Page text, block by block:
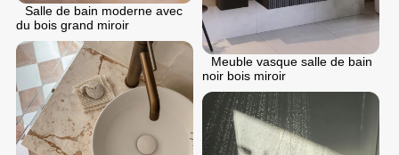
Salle de bain moderne avec
du bois grand miroir
Meuble vasque salle de bain
noir bois miroir